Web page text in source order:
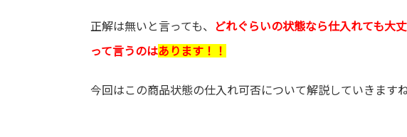
正解は無いと言っても、
どれぐらいの状態なら仕入れても大
って言うのはあります！！
今回はこの商品状態の仕入れ可否について解説していきます